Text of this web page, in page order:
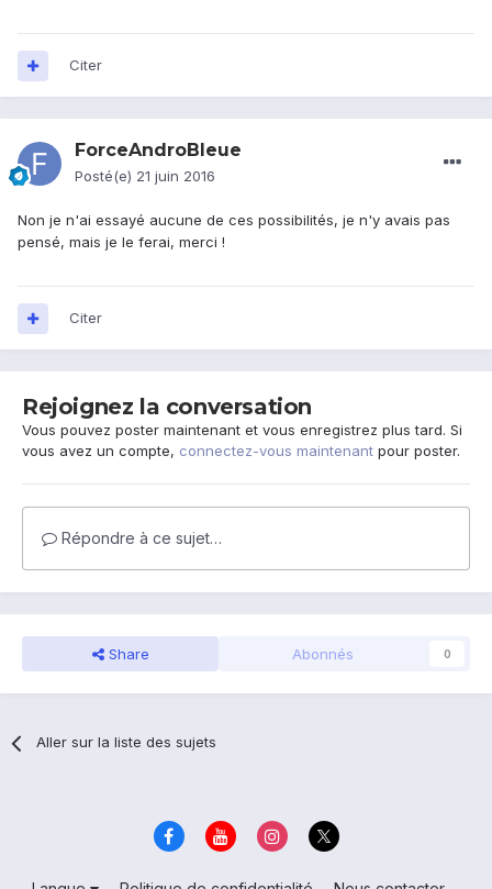
Citer
ForceAndroBleue
Posté(e) 21 juin 2016
Non je n'ai essayé aucune de ces possibilités, je n'y avais pas
pensé, mais je le ferai, merci !
Citer
Rejoignez la conversation
Vous pouvez poster maintenant et vous enregistrez plus tard. Si
vous avez un compte, connectez-vous maintenant pour poster.
Répondre à ce sujet…
Share Abonnés 0
Aller sur la liste des sujets